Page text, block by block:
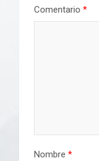
Comentario *
Nombre *